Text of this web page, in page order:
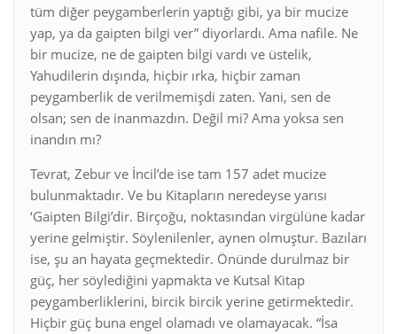
tüm diğer peygamberlerin yaptığı gibi, ya bir mucize
yap, ya da gaipten bilgi ver” diyorlardı. Ama nafile. Ne
bir mucize, ne de gaipten bilgi vardı ve üstelik,
Yahudilerin dışında, hiçbir ırka, hiçbir zaman
peygamberlik de verilmemişdi zaten. Yani, sen de
olsan; sen de inanmazdın. Değil mi? Ama yoksa sen
inandın mı?
Tevrat, Zebur ve İncil’de ise tam 157 adet mucize
bulunmaktadır. Ve bu Kitapların neredeyse yarısı
‘Gaipten Bilgi’dir. Birçoğu, noktasından virgülüne kadar
yerine gelmiştir. Söylenilenler, aynen olmuştur. Bazıları
ise, şu an hayata geçmektedir. Önünde durulmaz bir
güç, her söylediğini yapmakta ve Kutsal Kitap
peygamberliklerini, bircik bircik yerine getirmektedir.
Hiçbir güç buna engel olamadı ve olamayacak. “İsa